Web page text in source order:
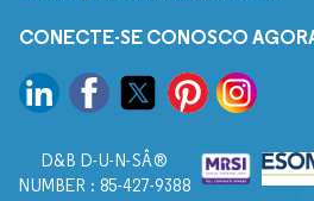
CONECTE-SE CONOSCO
D&B D-U-N-SÂ®
NUMBER : 85-427-9388